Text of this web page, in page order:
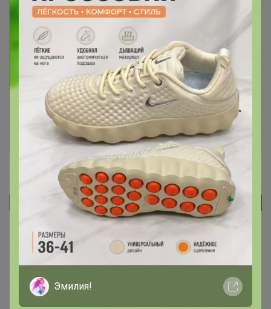
Чтобы ответить или задать вопрос
необходимо авторизоваться на сайте
Это займет меньше минуты
Войти Зарегистрироваться
Как здесь все устроено?
Как получить?
Эмилия!